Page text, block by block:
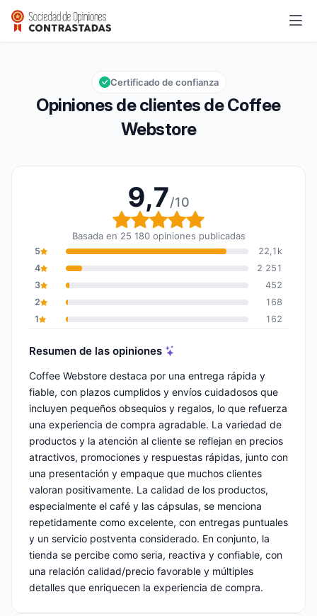
Coffee Webstore
Calificación global: 9,7 de 10
9,7/10
Opiniones de clientes de Coffee
Webstore
Certificado de confianza
9,7/10
Calificación global: 9,7
Basada en 25 180 opiniones publicadas
5
22,1k
4
2 251
3
452
2
168
1
162
Resumen de las opiniones
Coffee Webstore destaca por una entrega rápida y
fiable, con plazos cumplidos y envíos cuidadosos que
incluyen pequeños obsequios y regalos, lo que refuerza
una experiencia de compra agradable. La variedad de
productos y la atención al cliente se reflejan en precios
atractivos, promociones y respuestas rápidas, junto con
una presentación y empaque que muchos clientes
valoran positivamente. La calidad de los productos,
especialmente el café y las cápsulas, se menciona
repetidamente como excelente, con entregas puntuales
y un servicio postventa considerado. En conjunto, la
tienda se percibe como seria, reactiva y confiable, con
una relación calidad/precio favorable y múltiples
detalles que enriquecen la experiencia de compra.